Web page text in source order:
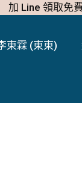
加 Line 領取免
東霖 (東東)